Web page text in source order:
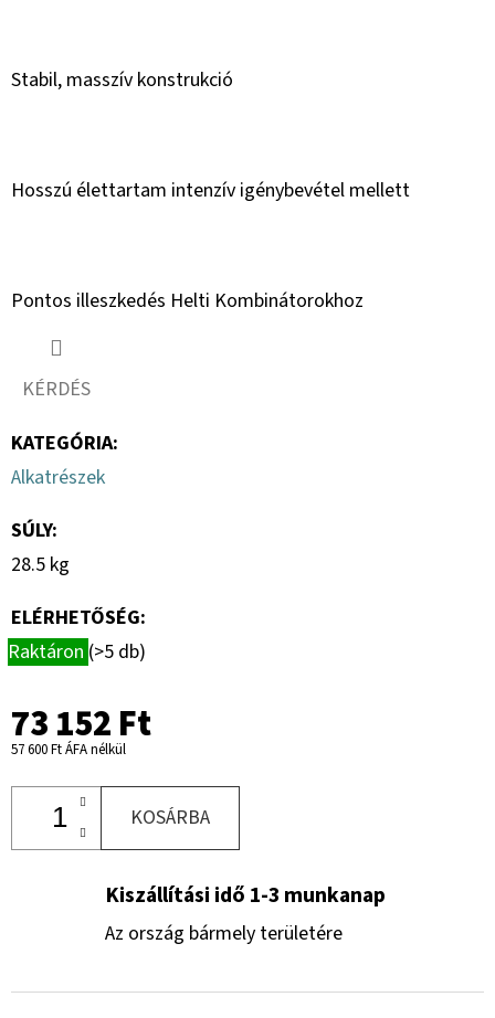
Stabil, masszív konstrukció
Hosszú élettartam intenzív igénybevétel mellett
Pontos illeszkedés Helti Kombinátorokhoz
KÉRDÉS
KATEGÓRIA:
Alkatrészek
SÚLY:
28.5 kg
ELÉRHETŐSÉG:
Raktáron (>5 db)
73 152 Ft
57 600 Ft ÁFA nélkül
KOSÁRBA
Kiszállítási idő 1-3 munkanap
Az ország bármely területére